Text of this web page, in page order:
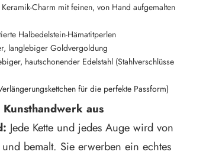
Charm mit feinen, von Hand aufgemalten
Halbedelstein-Hämatitperlen
langlebiger Goldvergoldung
hautschonender Edelstahl (Stahlverschlüsse
für die perfekte Passform)
aus
Jede Kette und jedes Auge wird von
bemalt. Sie erwerben ein echtes